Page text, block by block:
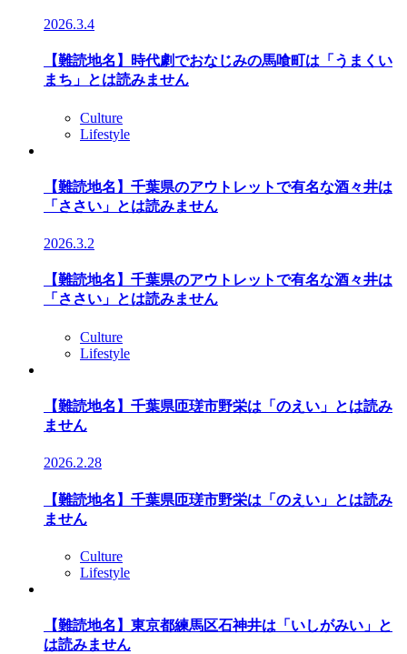
2026.3.4
【難読地名】時代劇でおなじみの馬喰町は「うまくい
まち」とは読みません
Culture
Lifestyle
【難読地名】千葉県のアウトレットで有名な酒々井は
「ささい」とは読みません
2026.3.2
【難読地名】千葉県のアウトレットで有名な酒々井は
「ささい」とは読みません
Culture
Lifestyle
【難読地名】千葉県匝瑳市野栄は「のえい」とは読み
ません
2026.2.28
【難読地名】千葉県匝瑳市野栄は「のえい」とは読み
ません
Culture
Lifestyle
【難読地名】東京都練馬区石神井は「いしがみい」と
は読みません